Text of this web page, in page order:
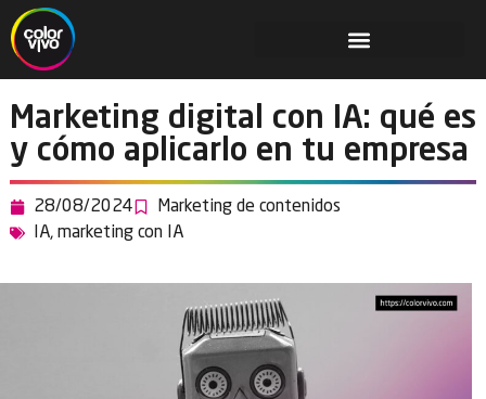
Marketing digital con IA: qué es
y cómo aplicarlo en tu empresa
28/08/2024
Marketing de contenidos
IA, marketing con IA